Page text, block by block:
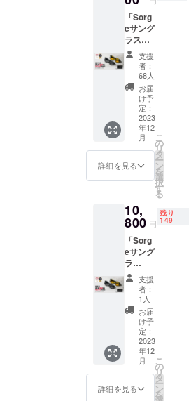
人にも自然
にも気遣う
アウトドア
ブランドと
して、サス
テナブルな
ライフスタ
イルを提案
していま
す。
「Sorge」を
使えば使う
ほど、地球
環境が豊か
になる取り
組みとし
て、売上の
1%を地球環
境の為に還
元していま
す。
「Sorg
eサング
ラス」
一般販
売予定
価格
14,800
（税・
送料無
料）の
ところ
100名様
限定で
5,000円
OFFの
（税込
み・送
料無
料）に
てお届
けしま
す。
【内
容】 ■
サング
ラス：
1個 ■カ
ラー：
マット
ブラッ
ク ■付
属品：
支援
者：
68人
お届
け予
定：
2023
年12
月
詳細を見る
こ
の
リ
タ
ー
ン
を
選
択
す
る
10,
800 円
残り
149
「Sorg
eサング
ラ
ス」
一般販
売価格
14,800
円（税
込み・
送料無
料）の
ところ
150名様
限定で
4,000円
支援
者：
1人
お届
け予
定：
2023
年12
月
詳細を見る
こ
の
リ
タ
ー
ン
を